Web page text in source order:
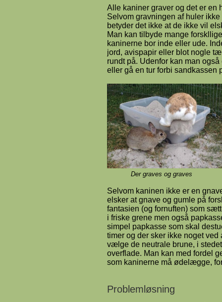
Alle kaniner graver og det er en
Selvom gravningen af huler
betyder det ikke at de ikke vil
Man kan tilbyde mange
kaninerne bor inde eller ude.
jord, avispapir eller blot nogle
rundt på. Udenfor kan man
eller gå en tur forbi sandkassen
Der graves og graves
Selvom kaninen ikke er en
elsker at gnave og gumle på
fantasien (og fornuften) som
i friske grene men også
simpel papkasse som skal
timer og der sker ikke noget
vælge de neutrale brune, i
overflade. Man kan med fordel
som kaninerne må ødelægge,
Problemløsning